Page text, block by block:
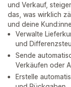
und Verkauf,
das, was wirklich
und deine
Verwalte
und
Sende
Verkäufen oder
Erstelle